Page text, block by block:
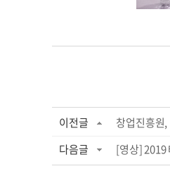
이전글
창업진흥원
다음글
[영상] 2019